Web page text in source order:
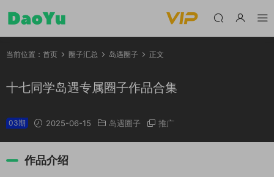
当前位置： 首页 圈子汇总 岛遇圈子 正文
十七同学岛遇专属圈子作品合集
03期 2025-06-15 岛遇圈子 推广
作品介绍